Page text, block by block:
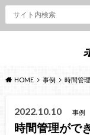
HOME 事例 時間管
2022.10.10 事例
時間管理がで